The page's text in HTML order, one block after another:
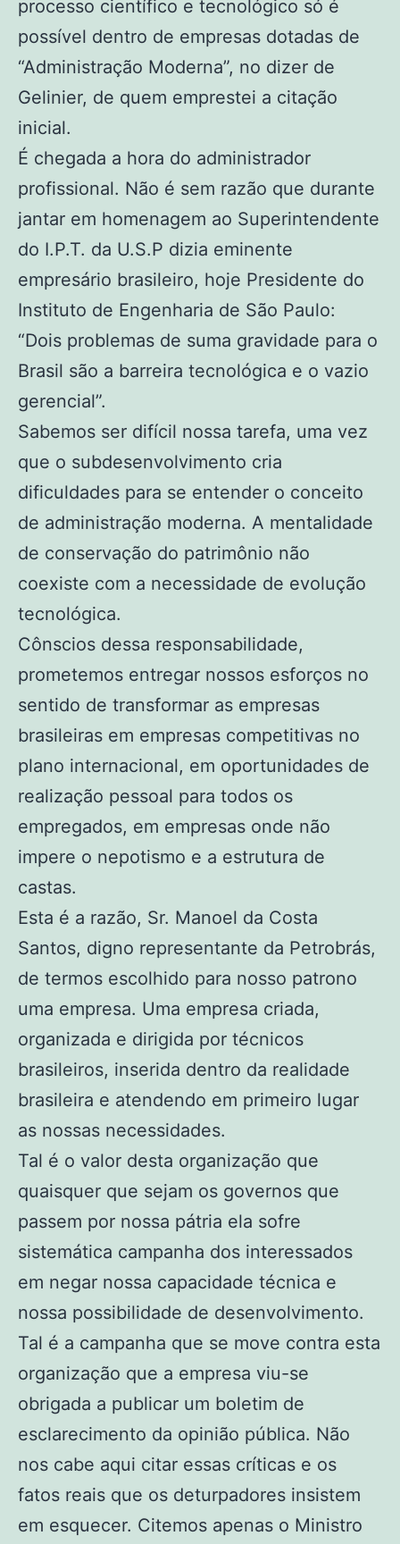
processo científico e tecnológico só é
possível dentro de empresas dotadas de
“Administração Moderna”, no dizer de
Gelinier, de quem emprestei a citação
inicial.
É chegada a hora do administrador
profissional. Não é sem razão que durante
jantar em homenagem ao Superintendente
do I.P.T. da U.S.P dizia eminente
empresário brasileiro, hoje Presidente do
Instituto de Engenharia de São Paulo:
“Dois problemas de suma gravidade para o
Brasil são a barreira tecnológica e o vazio
gerencial”.
Sabemos ser difícil nossa tarefa, uma vez
que o subdesenvolvimento cria
dificuldades para se entender o conceito
de administração moderna. A mentalidade
de conservação do patrimônio não
coexiste com a necessidade de evolução
tecnológica.
Cônscios dessa responsabilidade,
prometemos entregar nossos esforços no
sentido de transformar as empresas
brasileiras em empresas competitivas no
plano internacional, em oportunidades de
realização pessoal para todos os
empregados, em empresas onde não
impere o nepotismo e a estrutura de
castas.
Esta é a razão, Sr. Manoel da Costa
Santos, digno representante da Petrobrás,
de termos escolhido para nosso patrono
uma empresa. Uma empresa criada,
organizada e dirigida por técnicos
brasileiros, inserida dentro da realidade
brasileira e atendendo em primeiro lugar
as nossas necessidades.
Tal é o valor desta organização que
quaisquer que sejam os governos que
passem por nossa pátria ela sofre
sistemática campanha dos interessados
em negar nossa capacidade técnica e
nossa possibilidade de desenvolvimento.
Tal é a campanha que se move contra esta
organização que a empresa viu-se
obrigada a publicar um boletim de
esclarecimento da opinião pública. Não
nos cabe aqui citar essas críticas e os
fatos reais que os deturpadores insistem
em esquecer. Citemos apenas o Ministro